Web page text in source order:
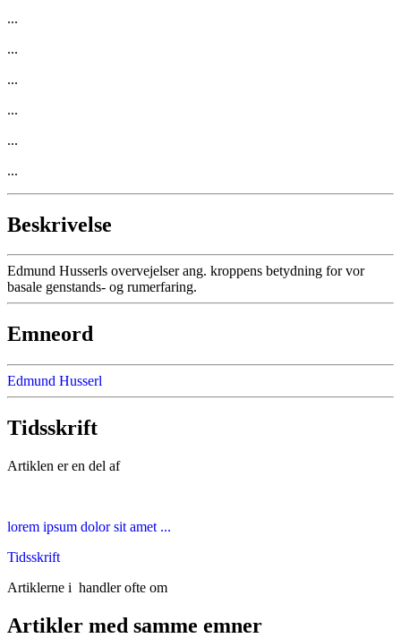
...
...
...
...
...
...
Beskrivelse
Edmund Husserls overvejelser ang. kroppens betydning for vor
basale genstands- og rumerfaring.
Emneord
Edmund Husserl
Tidsskrift
Artiklen er en del af
lorem ipsum dolor sit amet ...
Tidsskrift
Artiklerne i handler ofte om
Artikler med samme emner